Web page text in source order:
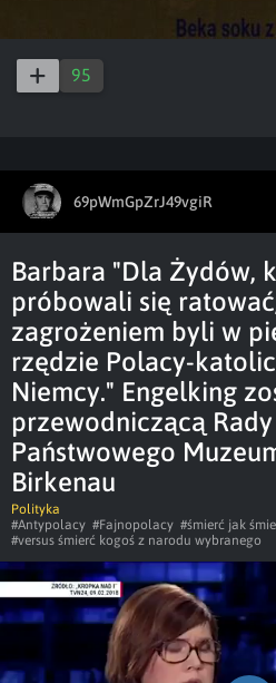
95
69pWmGpZrJ49vgiR
Barbara "Dla Żydów,
próbowali się
zagrożeniem byli w
rzędzie Polacy-
Niemcy." Engelking
przewodniczącą Rady
Państwowego
Birkenau
Polityka
#Antypolacy #Fajnopolacy #śmierć jak
#versus śmierć kogoś z narodu wybranego